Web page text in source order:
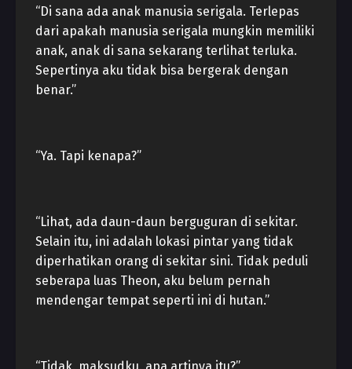
“Di sana ada anak manusia serigala. Terlepas
dari apakah manusia serigala mungkin memiliki
anak, anak di sana sekarang terlihat terluka.
Sepertinya aku tidak bisa bergerak dengan
benar.”
“Ya. Tapi kenapa?”
“Lihat, ada daun-daun berguguran di sekitar.
Selain itu, ini adalah lokasi pintar yang tidak
diperhatikan orang di sekitar sini. Tidak peduli
seberapa luas Theon, aku belum pernah
mendengar tempat seperti ini di hutan.”